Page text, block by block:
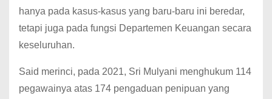
hanya pada kasus-kasus yang baru-baru ini beredar,
tetapi juga pada fungsi Departemen Keuangan secara
keseluruhan.
Said merinci, pada 2021, Sri Mulyani menghukum 114
pegawainya atas 174 pengaduan penipuan yang